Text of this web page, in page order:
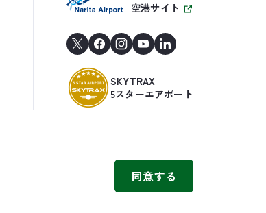
空港サイト
SKYTRAX
5スターエアポート
同意する